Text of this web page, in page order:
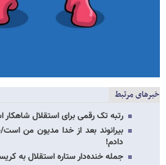
خبرهای مرتبط
رتبه تک رقمی برای استقلال
بیرانوند بعد از خدا مدیون من
دادم!
جمله خنده‌دار ستاره استقلال به